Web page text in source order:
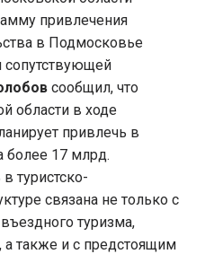
привлечения
в Подмосковье
сопутствующей
сообщил, что
области в ходе
привлечь в
более 17 млрд.
туристско-
связана не только с
туризма,
а также и с предстоящим